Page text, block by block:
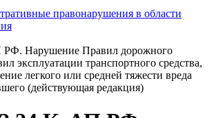
правонарушения в области
РФ. Нарушение Правил дорожного
эксплуатации транспортного средства,
легкого или средней тяжести вреда
(действующая редакция)